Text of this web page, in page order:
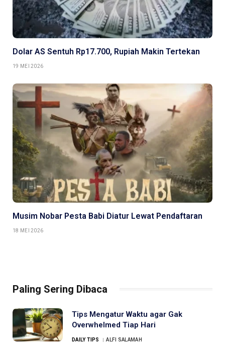
Dolar AS Sentuh Rp17.700, Rupiah Makin Tertekan
19 MEI 2026
Musim Nobar Pesta Babi Diatur Lewat Pendaftaran
18 MEI 2026
Paling Sering Dibaca
Tips Mengatur Waktu agar Gak
Overwhelmed Tiap Hari
DAILY TIPS ALFI SALAMAH